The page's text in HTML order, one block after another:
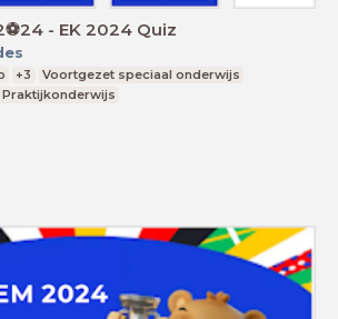
- EK 2024 Quiz
+3
Voortgezet speciaal onderwijs
Praktijkonderwijs